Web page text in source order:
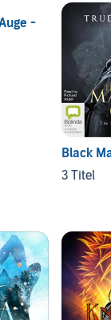
-
Black
3 Titel